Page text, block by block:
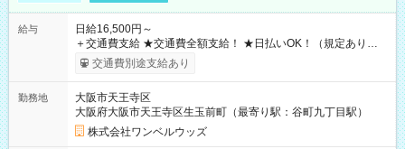
給与
日給16,500円～
＋交通費支給 ★交通費全額支給！ ★日払いOK！（規定あり） ┗
働いたその日に現金GET♪ お仕事後はコンビニATMから 日払
交通費別途支給あり
勤務地
大阪市天王寺区
大阪府大阪市天王寺区生玉前町（最寄り駅：谷町九丁目駅）
株式会社ワンベルウッズ